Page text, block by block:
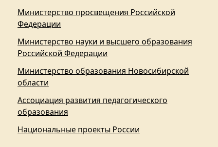
Министерство просвещения Российской
Федерации
Министерство науки и высшего образования
Российской Федерации
Министерство образования Новосибирской
области
Ассоциация развития педагогического
образования
Национальные проекты России